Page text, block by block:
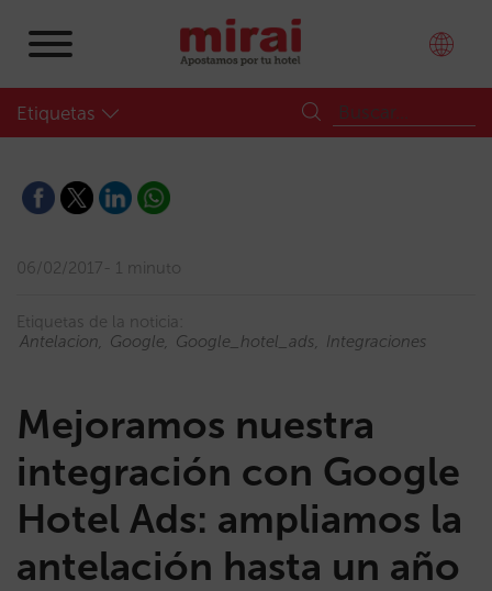
Etiquetas
06/02/2017 1 minuto
Etiquetas de la noticia:
Antelacion
Google Google_hotel_ads Integraciones
Mejoramos nuestra
integración con Google
Hotel Ads: ampliamos la
antelación hasta un año